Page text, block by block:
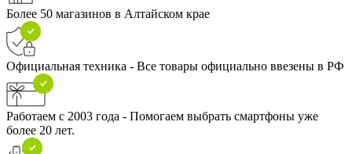
Более 50 магазинов в Алтайском крае
Официальная техника - Все товары официально ввезены в РФ
Работаем с 2003 года - Помогаем выбрать смартфоны уже
более 20 лет.